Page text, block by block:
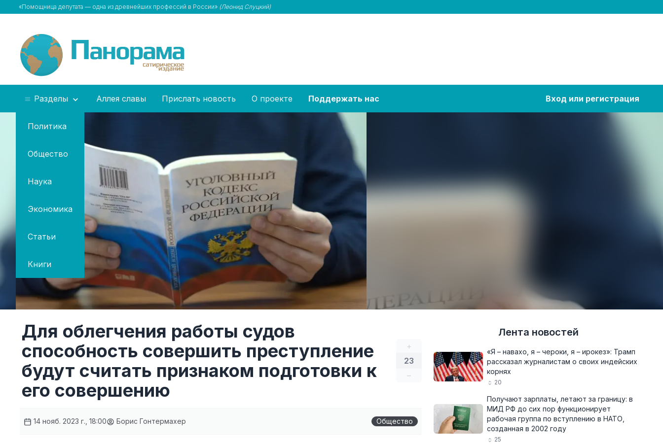
«Помощница депутата — одна из древнейших профессий в России» (Леонид Слуцкий)
Разделы
Политика
Общество
Наука
Экономика
Статьи
Книги
Аллея славы Прислать новость О проекте Поддержать нас Вход или регистрация
+
23
–
Для облегчения работы судов
способность совершить преступление
будут считать признаком подготовки к
его совершению
14 нояб. 2023 г., 18:00 Борис Гонтермахер Общество
Лента новостей
«Я – навахо, я – чероки, я – ирокез»: Трамп
рассказал журналистам о своих индейских
корнях
20
Получают зарплаты, летают за границу: в
МИД РФ до сих пор функционирует
рабочая группа по вступлению в НАТО,
созданная в 2002 году
25